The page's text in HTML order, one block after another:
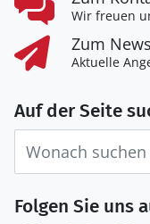
Wir freuen
Zum
Aktuelle
Auf der Seite
Folgen Sie uns